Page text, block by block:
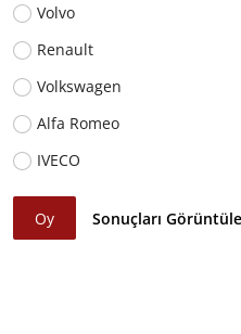
Volvo
Renault
Volkswagen
Alfa Romeo
IVECO
Oy Sonuçları Görüntüle